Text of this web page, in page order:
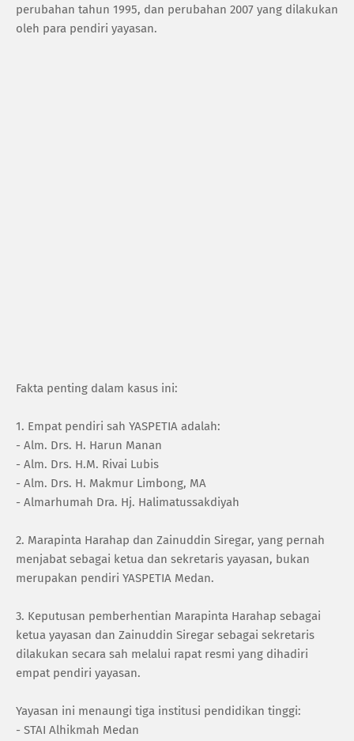
perubahan tahun 1995, dan perubahan 2007 yang dilakukan
oleh para pendiri yayasan.
Fakta penting dalam kasus ini:
1. Empat pendiri sah YASPETIA adalah:
- Alm. Drs. H. Harun Manan
- Alm. Drs. H.M. Rivai Lubis
- Alm. Drs. H. Makmur Limbong, MA
- Almarhumah Dra. Hj. Halimatussakdiyah
2. Marapinta Harahap dan Zainuddin Siregar, yang pernah
menjabat sebagai ketua dan sekretaris yayasan, bukan
merupakan pendiri YASPETIA Medan.
3. Keputusan pemberhentian Marapinta Harahap sebagai
ketua yayasan dan Zainuddin Siregar sebagai sekretaris
dilakukan secara sah melalui rapat resmi yang dihadiri
empat pendiri yayasan.
Yayasan ini menaungi tiga institusi pendidikan tinggi:
- STAI Alhikmah Medan